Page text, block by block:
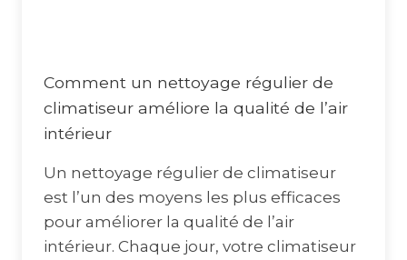
Comment un nettoyage régulier de
climatiseur améliore la qualité de l’air
intérieur
Un nettoyage régulier de climatiseur
est l’un des moyens les plus efficaces
pour améliorer la qualité de l’air
intérieur. Chaque jour, votre climatiseur